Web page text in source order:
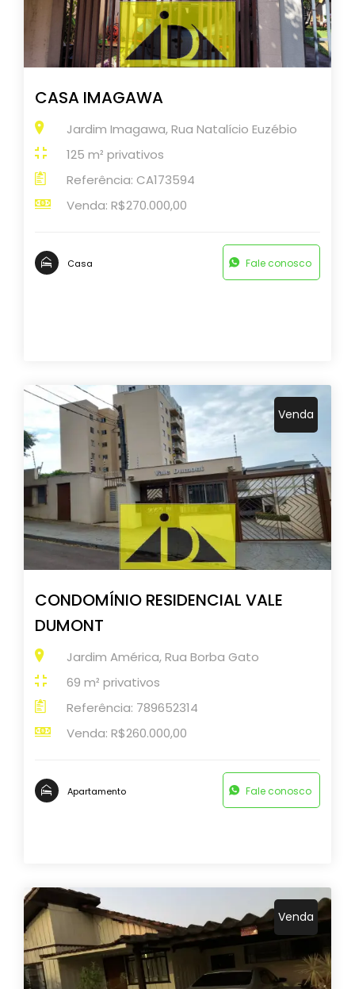
CASA IMAGAWA
Jardim Imagawa, Rua Natalício Euzébio
125 m² privativos
Referência: CA173594
Venda: R$270.000,00
Casa Fale conosco
Venda
CONDOMÍNIO RESIDENCIAL VALE
DUMONT
Jardim América, Rua Borba Gato
69 m² privativos
Referência: 789652314
Venda: R$260.000,00
Apartamento Fale conosco
Venda